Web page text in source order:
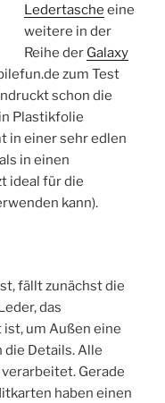
Ledertasche eine
weitere in der
Reihe der Galaxy
zum Test
schon die
Plastikfolie
in einer sehr edlen
in einen
ideal für die
kann).
fällt zunächst die
das
um Außen eine
die Details. Alle
Gerade
haben einen